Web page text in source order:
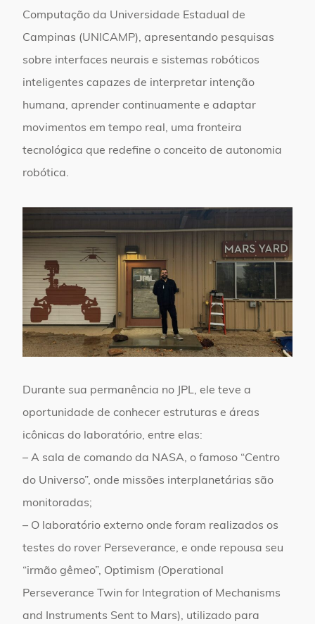
Computação da Universidade Estadual de
Campinas (UNICAMP), apresentando pesquisas
sobre interfaces neurais e sistemas robóticos
inteligentes capazes de interpretar intenção
humana, aprender continuamente e adaptar
movimentos em tempo real, uma fronteira
tecnológica que redefine o conceito de autonomia
robótica.
Durante sua permanência no JPL, ele teve a
oportunidade de conhecer estruturas e áreas
icônicas do laboratório, entre elas:
– A sala de comando da NASA, o famoso “Centro
do Universo”, onde missões interplanetárias são
monitoradas;
– O laboratório externo onde foram realizados os
testes do rover Perseverance, e onde repousa seu
“irmão gêmeo”, Optimism (Operational
Perseverance Twin for Integration of Mechanisms
and Instruments Sent to Mars), utilizado para